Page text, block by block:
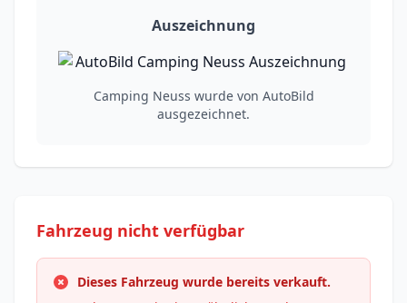
Auszeichnung
Camping Neuss wurde von AutoBild
ausgezeichnet.
Fahrzeug nicht verfügbar
Dieses Fahrzeug wurde bereits verkauft.